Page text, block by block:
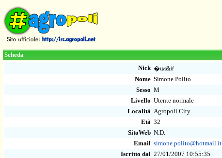
Scheda
Nick �ιм&#
Nome Simone Polito
Sesso M
Livello Utente normale
Località Agropoli City
Età 32
SitoWeb N.D.
Email simone.polito@hotmail.it
Iscritto dal 27/01/2007 10:55:35